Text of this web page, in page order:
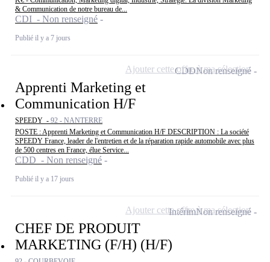
& Communication de notre bureau de...
CDI - Non renseigné
Publié il y a 7 jours
Apprenti Marketing et
Communication H/F
SPEEDY - 92 - NANTERRE
POSTE : Apprenti Marketing et Communication H/F DESCRIPTION : La société
SPEEDY France, leader de l'entretien et de la réparation rapide automobile avec plus
de 500 centres en France, élue Service...
CDD - Non renseigné
Publié il y a 17 jours
CDDNon renseigné
Ajouter cette offre à ma sélection
CHEF DE PRODUIT
MARKETING (F/H) (H/F)
IntérimNon renseigné
Ajouter cette offre à ma sélection